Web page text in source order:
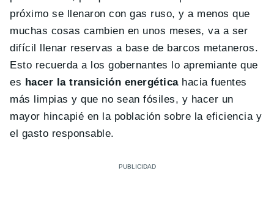
próximo se llenaron con gas ruso, y a menos que
muchas cosas cambien en unos meses, va a ser
difícil llenar reservas a base de barcos metaneros.
Esto recuerda a los gobernantes lo apremiante que
es hacer la transición energéticahacia fuentes
más limpias y que no sean fósiles, y hacer un
mayor hincapié en la población sobre la eficiencia y
el gasto responsable.